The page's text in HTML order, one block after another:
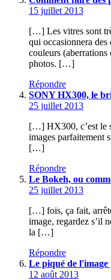
15 juillet 2013
[…] Les vitres sont
qui occasionnera
couleurs (aberrations
photos. […]
Répondre
SONY HX300, le
25 juillet 2013
[…] HX300, c’est le
images parfaitement
[…]
Répondre
Le Bokeh, ou
25 juillet 2013
[…] fois, ça fait,
image, regardez s’il
la […]
Répondre
Le piqué de l'image
12 août 2013